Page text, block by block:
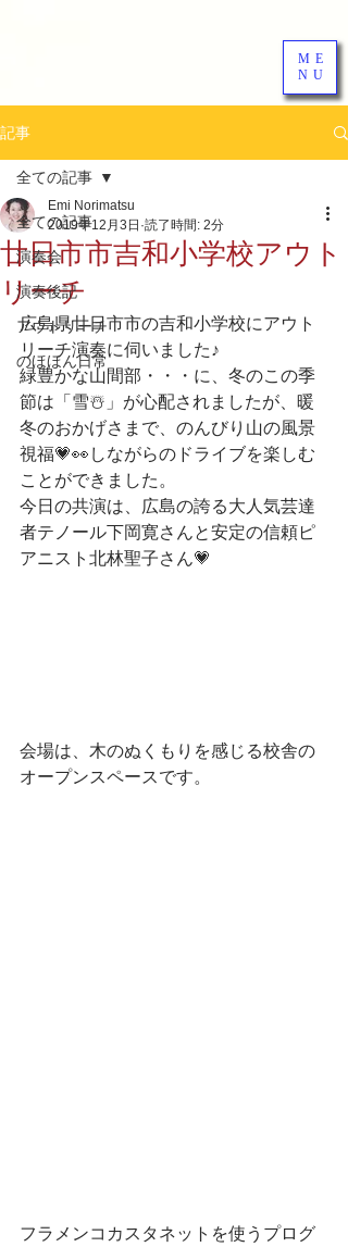
ME
NU
記事
全ての記事
演奏会
演奏後記
アウトリーチ
のほほん日常
全ての記事
廿日市市吉和小学校アウト
リーチ
Emi Norimatsu
2019年12月3日 読了時間: 2分
広島県廿日市市の吉和小学校にアウト
リーチ演奏に伺いました♪
緑豊かな山間部・・・に、冬のこの季
節は「雪☃️」が心配されましたが、暖
冬のおかげさまで、のんびり山の風景
視福💗👀しながらのドライブを楽しむ
ことができました。
今日の共演は、広島の誇る大人気芸達
者テノール下岡寛さんと安定の信頼ピ
アニスト北林聖子さん💗
会場は、木のぬくもりを感じる校舎の
オープンスペースです。
フラメンコカスタネットを使うプログ